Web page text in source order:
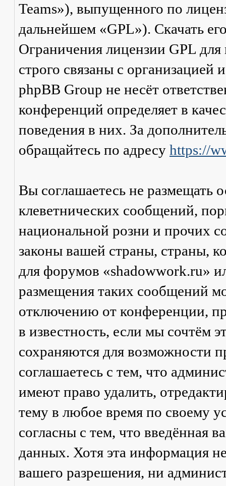
Teams»), выпущенного по
дальнейшем «GPL»). Скачать
Ограничения лицензии GPL
строго связаны с
phpBB Group не несёт
конференций определяет в
поведения в них. За
обращайтесь по адресу https://
Вы соглашаетесь не размещать
клеветнических сообщений,
национальной розни и прочих
законы вашей страны, страны,
для форумов «shadowwork.ru»
размещения таких сообщений
отключению от конференции,
в известность, если мы сочтём
сохраняются для возможности
соглашаетесь с тем, что
имеют право удалить,
тему в любое время по своему
согласны с тем, что введённая
данных. Хотя эта информация
вашего разрешения, ни